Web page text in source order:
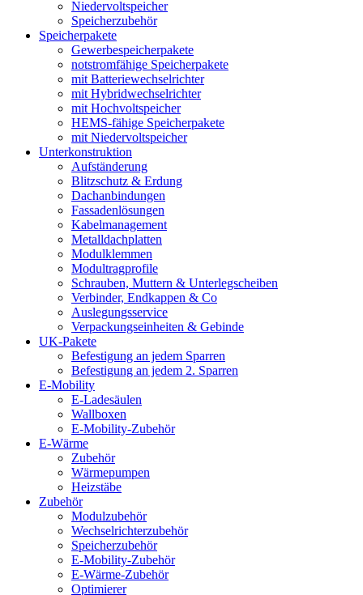
Niedervoltspeicher
Speicherzubehör
Speicherpakete
Gewerbespeicherpakete
notstromfähige Speicherpakete
mit Batteriewechselrichter
mit Hybridwechselrichter
mit Hochvoltspeicher
HEMS-fähige Speicherpakete
mit Niedervoltspeicher
Unterkonstruktion
Aufständerung
Blitzschutz & Erdung
Dachanbindungen
Fassadenlösungen
Kabelmanagement
Metalldachplatten
Modulklemmen
Modultragprofile
Schrauben, Muttern & Unterlegscheiben
Verbinder, Endkappen & Co
Auslegungsservice
Verpackungseinheiten & Gebinde
UK-Pakete
Befestigung an jedem Sparren
Befestigung an jedem 2. Sparren
E-Mobility
E-Ladesäulen
Wallboxen
E-Mobility-Zubehör
E-Wärme
Zubehör
Wärmepumpen
Heizstäbe
Zubehör
Modulzubehör
Wechselrichterzubehör
Speicherzubehör
E-Mobility-Zubehör
E-Wärme-Zubehör
Optimierer